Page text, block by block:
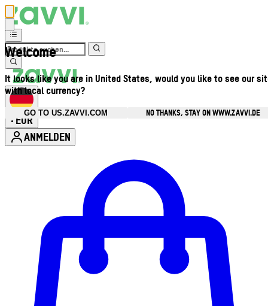
Welcome
It looks like you are in United States, would you like to see our
with local currency?
GO TO US.ZAVVI.COM
NO THANKS, STAY ON WWW.ZAVVI.DE
• EUR
ANMELDEN